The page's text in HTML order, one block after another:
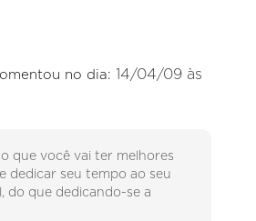
no dia: 14/04/09 às
que você vai ter melhores
dedicar seu tempo ao seu
do que dedicando-se a